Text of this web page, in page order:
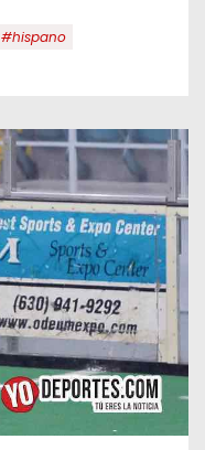
#hispano